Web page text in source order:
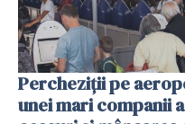
Percheziții pe
unei mari companii